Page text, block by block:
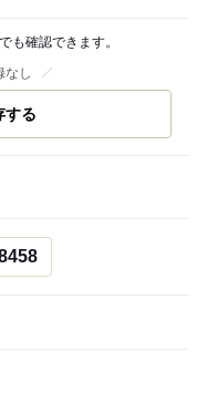
も確認できます。
なし
する